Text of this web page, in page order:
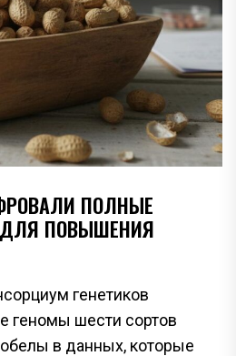
ПОЛНЫЕ
ПОВЫШЕНИЯ
генетиков
геномы шести сортов
в данных, которые